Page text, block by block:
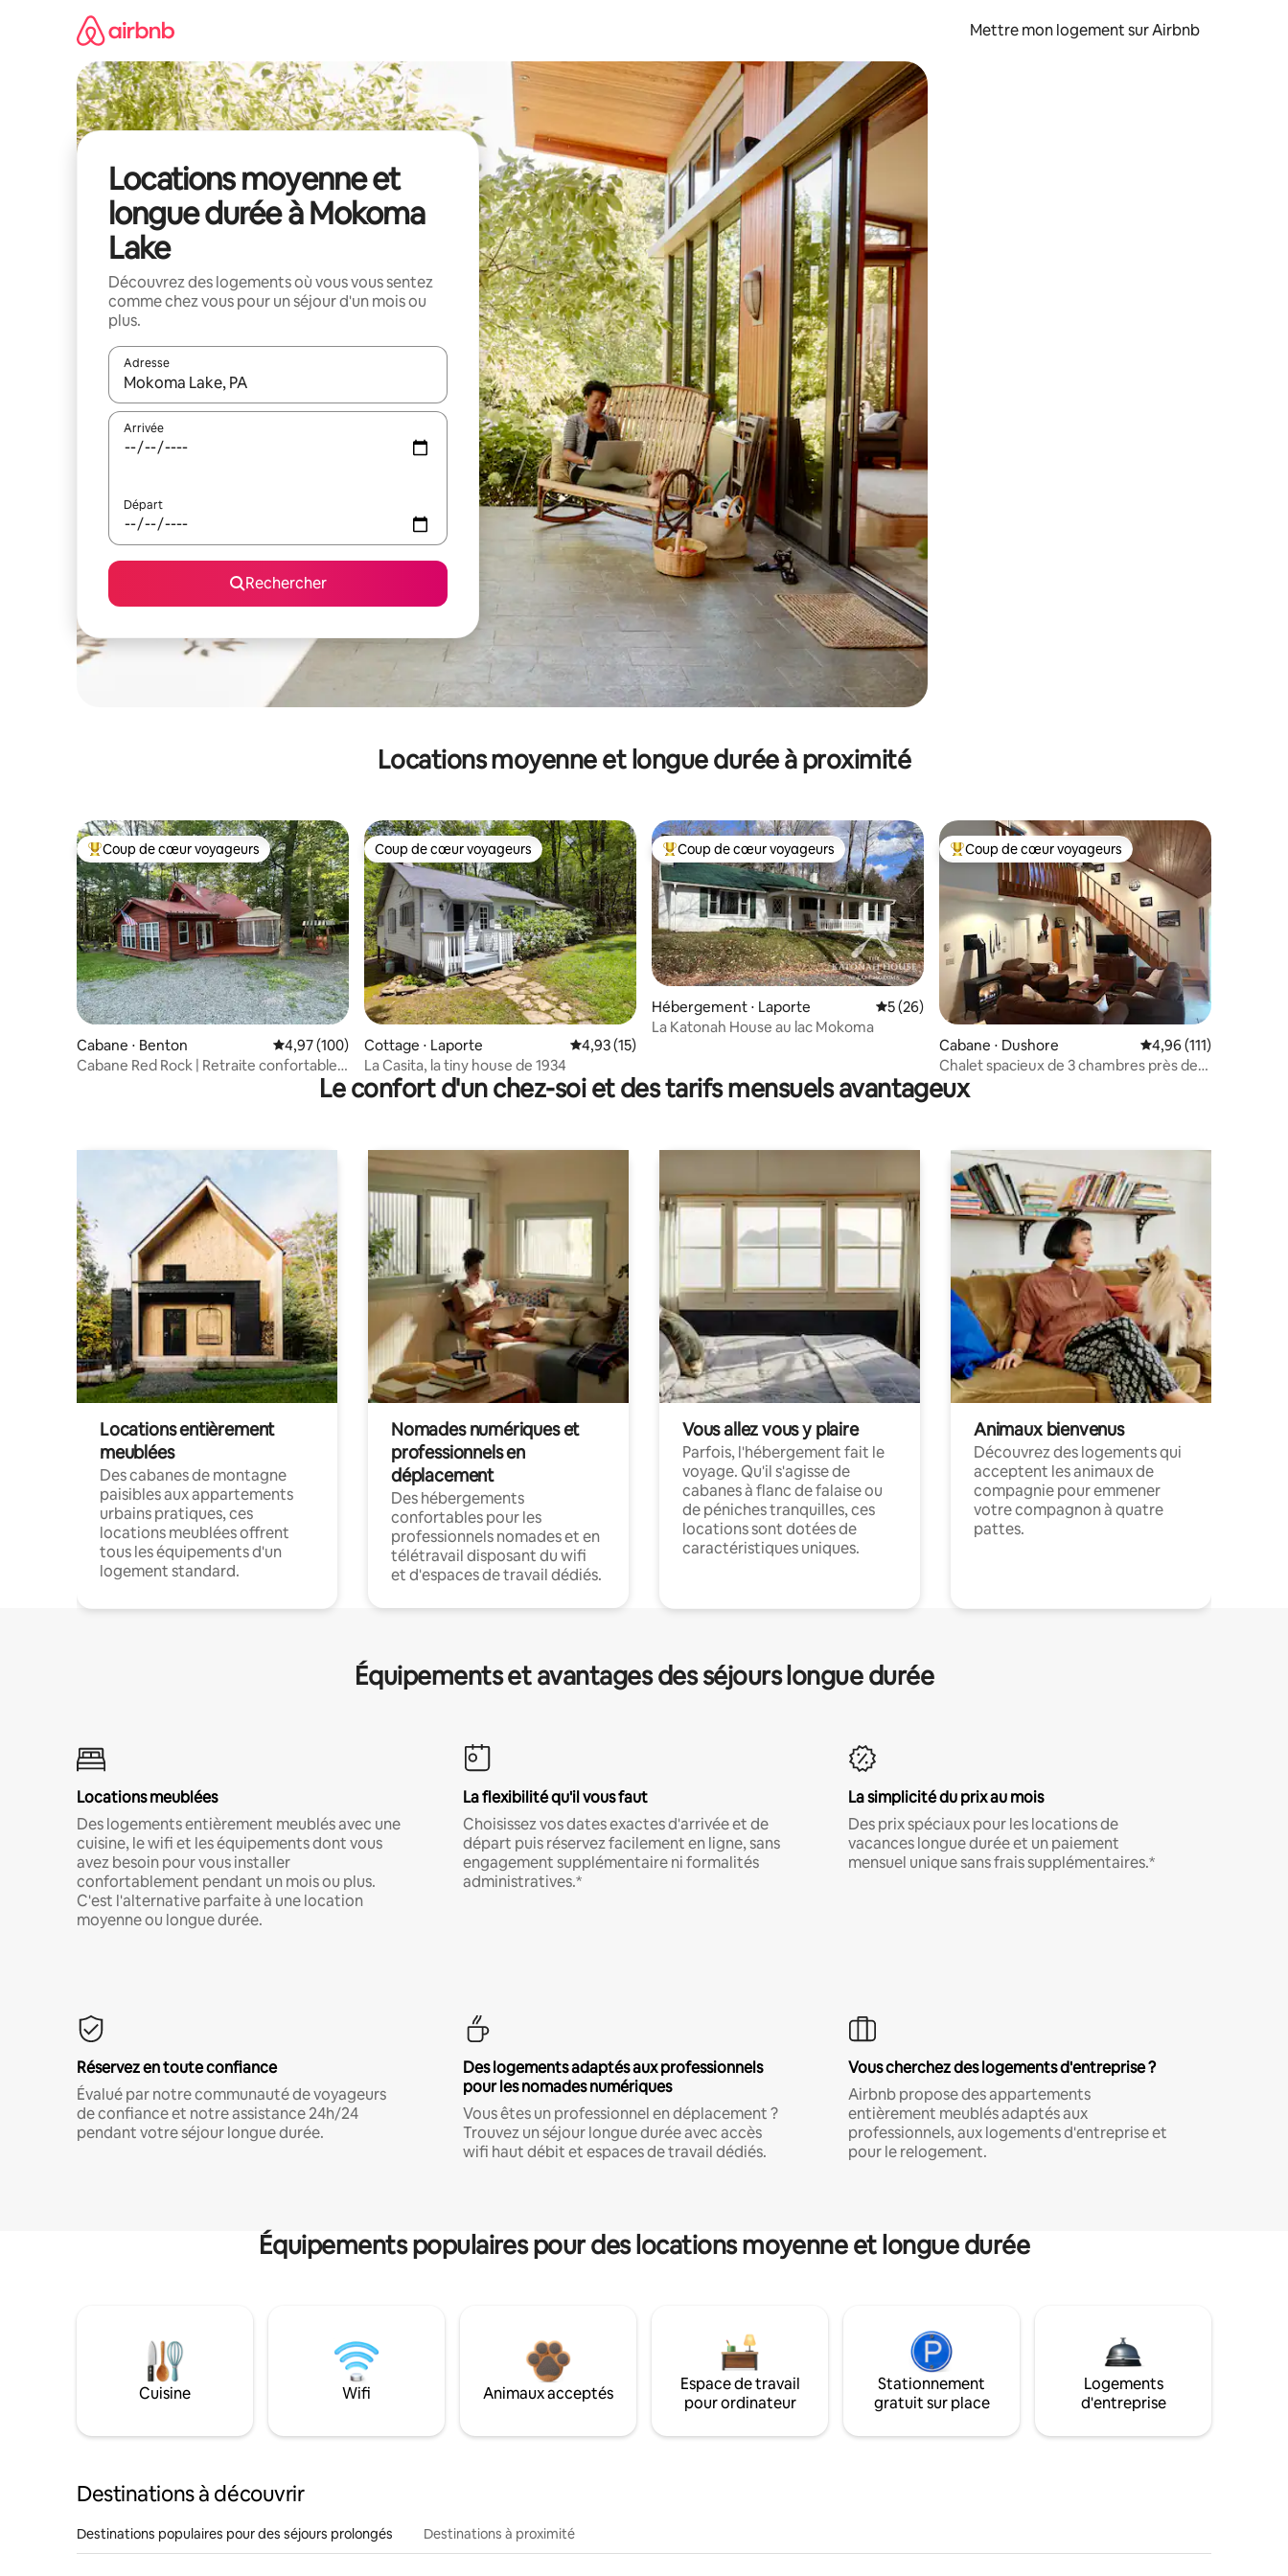
Mettre mon logement sur Airbnb
Locations moyenne et
longue durée à Mokoma
Lake
Découvrez des logements où vous vous sentez
comme chez vous pour un séjour d'un mois ou
plus.
Adresse
Lorsque les résultats s'affichent, utilisez les flèches vers le haut et vers le bas pour les parcourir ou en appuyant et en faisant glisser.
Arrivée
Départ
Rechercher
Locations moyenne et longue durée à proximité
Coups de cœur voyageurs les plus appréciés
Coup de cœur voyageurs
Cabane ⋅ Benton Évaluation moyenne sur la base de 100 commentaires : 4,97 sur 5
4,97 (100)
Cabane Red Rock | Retraite confortable
Coup de cœur voyageurs
Coup de cœur voyageurs
Cottage ⋅ Laporte Évaluation moyenne sur la base de 15 commentaires : 4,93 sur 5
4,93 (15)
La Casita, la tiny house de 1934
Coups de cœur voyageurs les plus appréciés
Coup de cœur voyageurs
Hébergement ⋅ Laporte Évaluation moyenne sur la base de 26 commentaires : 5 sur 5
5 (26)
La Katonah House au lac Mokoma
Coups de cœur voyageurs les plus appréciés
Coup de cœur voyageurs
Cabane ⋅ Dushore Évaluation moyenne
4,96 (111)
Chalet spacieux de 3 chambres près de
sentiers – animaux de compagnie
bienvenus !
Le confort d'un chez-soi et des tarifs mensuels avantageux
Locations entièrement
meublées
Des cabanes de montagne
paisibles aux appartements
urbains pratiques, ces
locations meublées offrent
tous les équipements d'un
logement standard.
Nomades numériques et
professionnels en
déplacement
Des hébergements
confortables pour les
professionnels nomades et en
télétravail disposant du wifi
et d'espaces de travail dédiés.
Vous allez vous y plaire
Parfois, l'hébergement fait le
voyage. Qu'il s'agisse de
cabanes à flanc de falaise ou
de péniches tranquilles, ces
locations sont dotées de
caractéristiques uniques.
Animaux bienvenus
Découvrez des logements qui
acceptent les animaux de
compagnie pour emmener
votre compagnon à quatre
pattes.
Équipements et avantages des séjours longue durée
Locations meublées
Des logements entièrement meublés avec une
cuisine, le wifi et les équipements dont vous
avez besoin pour vous installer
confortablement pendant un mois ou plus.
C'est l'alternative parfaite à une location
moyenne ou longue durée.
La flexibilité qu'il vous faut
Choisissez vos dates exactes d'arrivée et de
départ puis réservez facilement en ligne, sans
engagement supplémentaire ni formalités
administratives.*
La simplicité du prix au mois
Des prix spéciaux pour les locations de
vacances longue durée et un paiement
mensuel unique sans frais supplémentaires.*
Réservez en toute confiance
Évalué par notre communauté de voyageurs
de confiance et notre assistance 24h/24
pendant votre séjour longue durée.
Des logements adaptés aux professionnels
pour les nomades numériques
Vous êtes un professionnel en déplacement ?
Trouvez un séjour longue durée avec accès
wifi haut débit et espaces de travail dédiés.
Vous cherchez des logements d'entreprise ?
Airbnb propose des appartements
entièrement meublés adaptés aux
professionnels, aux logements d'entreprise et
pour le relogement.
Équipements populaires pour des locations moyenne et longue durée
Cuisine Wifi Animaux acceptés
Espace de travail
pour ordinateur
Stationnement
gratuit sur place
Logements
d'entreprise
Destinations à découvrir
Destinations populaires pour des séjours prolongés Destinations à proximité